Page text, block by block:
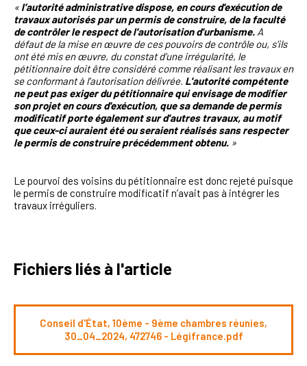
« l’autorité administrative dispose, en cours d'exécution de
travaux autorisés par un permis de construire, de la faculté
de contrôler le respect de l'autorisation d'urbanisme. A
défaut de la mise en œuvre de ces pouvoirs de contrôle ou, s'ils
ont été mis en œuvre, du constat d'une irrégularité, le
pétitionnaire doit être considéré comme réalisant les travaux en
se conformant à l'autorisation délivrée. L'autorité compétente
ne peut pas exiger du pétitionnaire qui envisage de modifier
son projet en cours d'exécution, que sa demande de permis
modificatif porte également sur d'autres travaux, au motif
que ceux-ci auraient été ou seraient réalisés sans respecter
le permis de construire précédemment obtenu. »
Le pourvoi des voisins du pétitionnaire est donc rejeté puisque
le permis de construire modificatif n’avait pas à intégrer les
travaux irréguliers.
Fichiers liés à l'article
Conseil d'État, 10ème - 9ème chambres réunies,
30_04_2024, 472746 - Légifrance.pdf